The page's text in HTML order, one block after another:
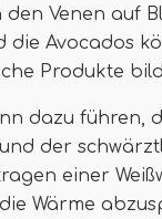
den Venen auf
die Avocados
Produkte
dazu führen,
der
einer
Wärme